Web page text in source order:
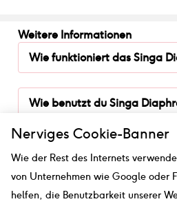
Weitere Informationen
Wie funktioniertdasSinga
Wie benutzt duSinga
Diese Informationen wurden
Nerviges Cookie-Banner
Wie der Rest des Internets
von Unternehmen wie Google oder
helfen, die Benutzbarkeit unserer